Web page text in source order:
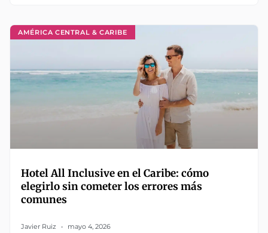
AMÉRICA CENTRAL & CARIBE
Hotel All Inclusive en el Caribe: cómo
elegirlo sin cometer los errores más
comunes
Javier Ruiz mayo 4, 2026